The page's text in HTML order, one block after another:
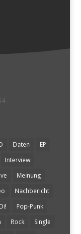
Daten
EP
Interview
Meinung
Nachbericht
Pop-Punk
Rock
Single